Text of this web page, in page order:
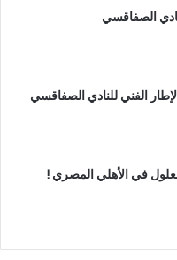
الصفاقسي
الفني للنادي الصفاقسي
في الأهلي المصري !